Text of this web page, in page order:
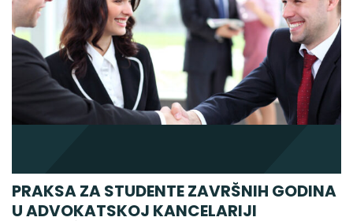
PRAKSA ZA STUDENTE ZAVRŠNIH GODINA
U ADVOKATSKOJ KANCELARIJI